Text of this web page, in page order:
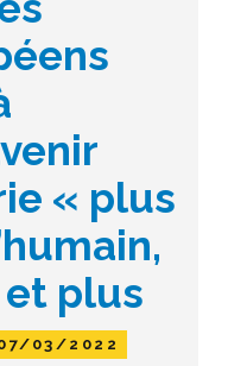
« plus
plus
03/2022